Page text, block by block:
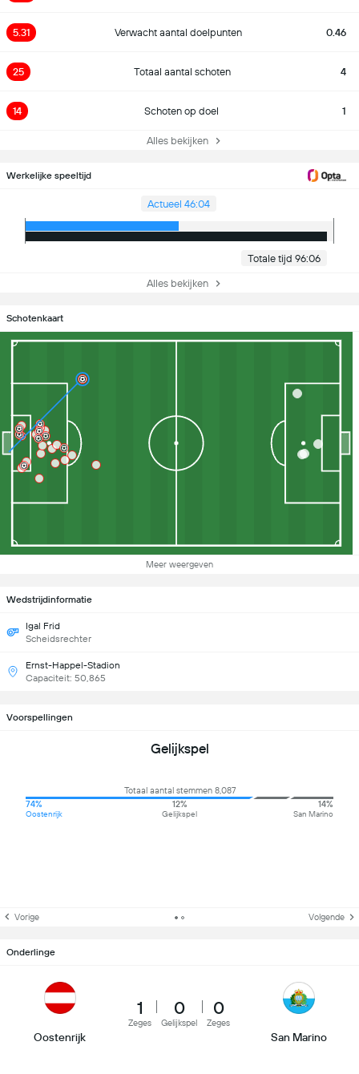
5.31 Verwacht aantal doelpunten 0.46
25 Totaal aantal schoten 4
14 Schoten op doel 1
Alles bekijken
Werkelijke speeltijd
Actueel 46:04
Totale tijd 96:06
Alles bekijken
Schotenkaart
Meer weergeven
Wedstrijdinformatie
Igal Frid
Scheidsrechter
Ernst-Happel-Stadion
Capaciteit: 50,865
Voorspellingen
Gelijkspel
Totaal aantal stemmen 8,087
74%
Oostenrijk
12%
Gelijkspel
14%
San Marino
Vorige Volgende
Onderlinge
Oostenrijk
1
Zeges
0
Gelijkspel
0
Zeges
San Marino